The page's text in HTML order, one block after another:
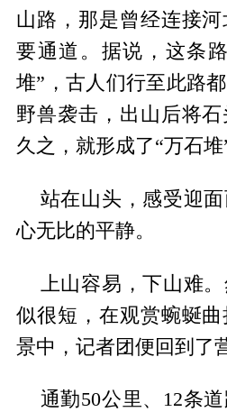
山路，那是曾经连接
要通道。据说，这条
堆”，古人们行至此路
野兽袭击，出山后将
久之，就形成了“万石堆”
站在山头，感受迎
心无比的平静。
上山容易，下山难
似很短，在观赏蜿蜒
景中，记者团便回到了
通勤50公里、12条